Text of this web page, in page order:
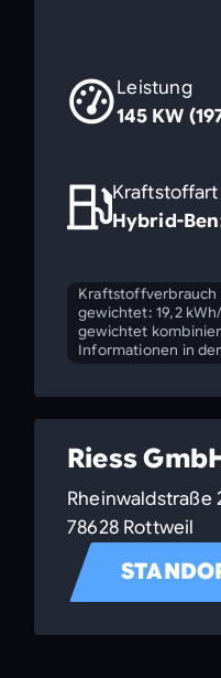
Leistung
145 KW
Kraftstoffart
Hybrid-
Kraftstoffverbrauch
gewichtet: 19,2
gewichtet
Informationen in
Riess
Rheinwaldstraße
78628 Rottweil